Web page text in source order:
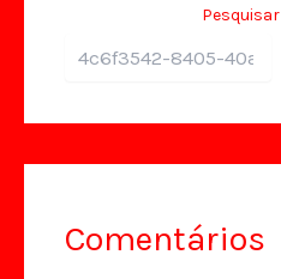
Pesquisar
Comentários